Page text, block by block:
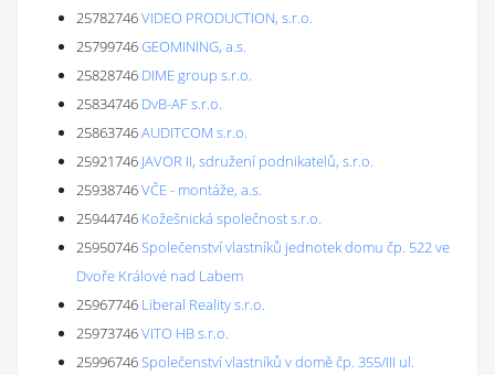
25782746VIDEO PRODUCTION, s.r.o.
25799746GEOMINING, a.s.
25828746 DIME group s.r.o.
25834746 DvB-AF s.r.o.
25863746AUDITCOM s.r.o.
25921746 JAVOR II, sdružení podnikatelů, s.r.o.
25938746VČE - montáže, a.s.
25944746 Kožešnická společnost s.r.o.
25950746Společenství vlastníků jednotek domu čp. 522 ve
Dvoře Králové nad Labem
25967746 Liberal Reality s.r.o.
25973746VITO HB s.r.o.
25996746Společenství vlastníků v domě čp. 355/III ul.